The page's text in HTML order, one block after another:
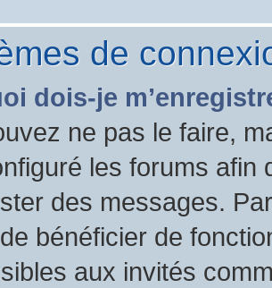
de
dois-je
ne pas le faire,
les forums afin
des messages.
bénéficier de
aux invités